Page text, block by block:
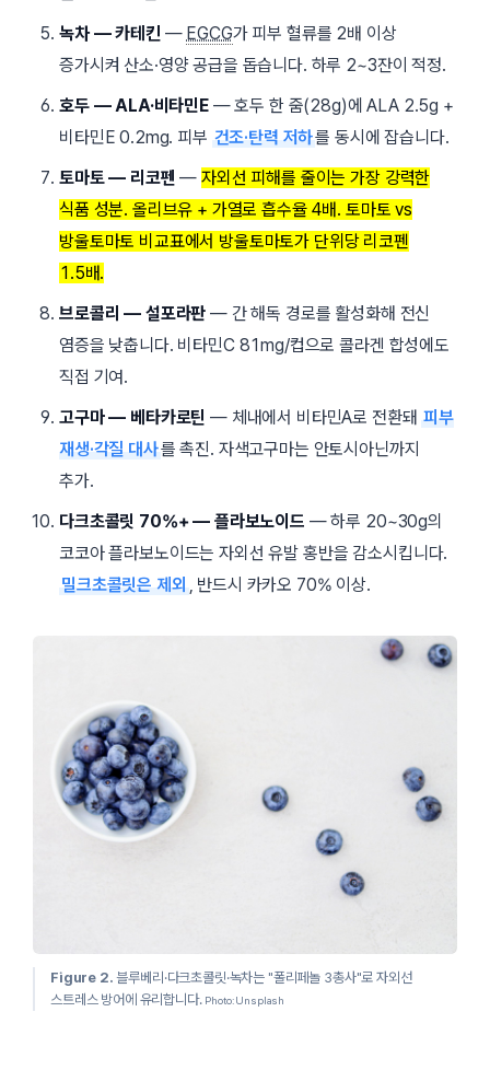
녹차 — 카테킨 — EGCG가 피부 혈류를 2배 이상
증가시켜 산소·영양 공급을 돕습니다. 하루 2~3잔이 적정.
호두 — ALA·비타민E— 호두 한 줌(28g)에 ALA 2.5g +
비타민E 0.2mg. 피부 건조·탄력 저하를 동시에 잡습니다.
토마토 — 리코펜 —자외선 피해를 줄이는 가장 강력한
식품 성분. 올리브유 + 가열로 흡수율 4배. 토마토 vs
방울토마토 비교표에서 방울토마토가 단위당 리코펜
1.5배.
브로콜리 — 설포라판 — 간 해독 경로를 활성화해 전신
염증을 낮춥니다. 비타민C 81mg/컵으로 콜라겐 합성에도
직접 기여.
고구마 — 베타카로틴 — 체내에서 비타민A로 전환돼 피부
재생·각질 대사를 촉진. 자색고구마는 안토시아닌까지
추가.
다크초콜릿 70%+ — 플라보노이드 — 하루 20~30g의
코코아 플라보노이드는 자외선 유발 홍반을 감소시킵니다.
밀크초콜릿은 제외
, 반드시 카카오 70% 이상.
Figure 2. 블루베리·다크초콜릿·녹차는 폴리페놀 3총사 로 자외선
스트레스 방어에 유리합니다. Photo: Unsplash